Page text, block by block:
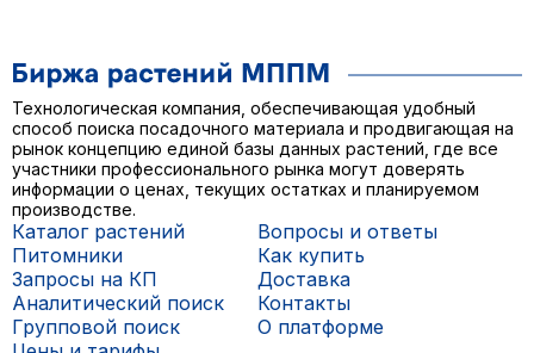
Технологическая компания, обеспечивающая удобный
способ поиска посадочного материала и продвигающая на
рынок концепцию единой базы данных растений, где все
участники профессионального рынка могут доверять
информации о ценах, текущих остатках и планируемом
производстве.
Каталог растений
Питомники
Запросы на КП
Аналитический поиск
Групповой поиск
Вопросы и ответы
Как купить
Доставка
Контакты
О платформе